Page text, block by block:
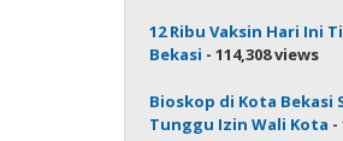
12 Ribu Vaksin Hari Ini
Bekasi - 114,308 views
Bioskop di Kota Bekasi
Tunggu Izin Wali Kota -